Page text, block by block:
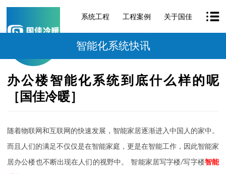
系统工程 工程案例 关于国佳
智能化系统快讯
办公楼智能化系统到底什么样的呢
［国佳冷暖］
随着物联网和互联网的快速发展，智能家居逐渐进入中国人的家中。
而且人们的满足不仅仅是在智能家庭，更是在智能工作，因此智能家
居办公楼也不断出现在人们的视野中。 智能家居写字楼/写字楼智能